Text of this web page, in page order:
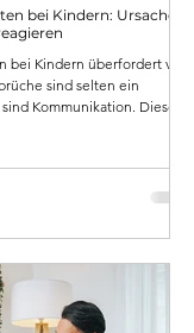
bei Kindern: Ursachen
bei Kindern überfordert viele
sind selten ein
Kommunikation. Dieser
Unterstützung